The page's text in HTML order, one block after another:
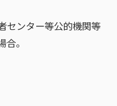
センター等公的機関等
。